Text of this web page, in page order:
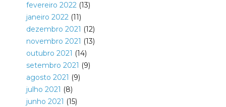
fevereiro 2022(13)
janeiro 2022(11)
dezembro 2021 (12)
novembro 2021 (13)
outubro 2021 (14)
setembro 2021 (9)
agosto 2021 (9)
julho 2021 (8)
junho 2021 (15)